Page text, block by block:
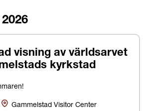
visning av världsarvet
kyrkstad
Plats
Gammelstad Visitor Center